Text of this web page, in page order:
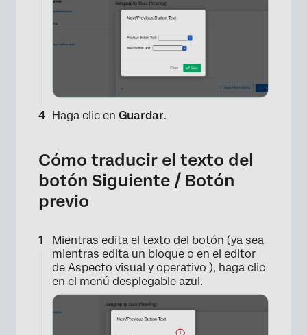
Haga clic en Guardar.
Cómo traducir el texto del
botón Siguiente / Botón
previo
Mientras edita el texto del botón (ya sea
mientras edita un bloque o en el editor
de Aspecto visual y operativo ), haga clic
en el menú desplegable azul.